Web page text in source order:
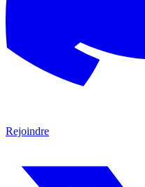
Rejoindre